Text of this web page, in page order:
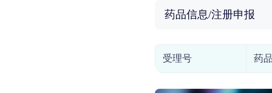
药品信息/注册申报
受理号 药